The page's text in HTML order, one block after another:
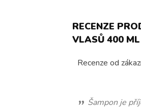
RECENZE
VLASŮ 400 ML
Recenze od
Byla jsem mile překvapena,